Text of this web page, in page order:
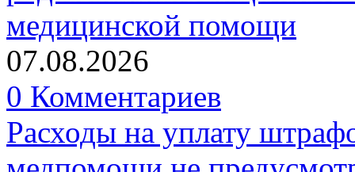
медицинской помощи
07.08.2026
0 Комментариев
Расходы на уплату